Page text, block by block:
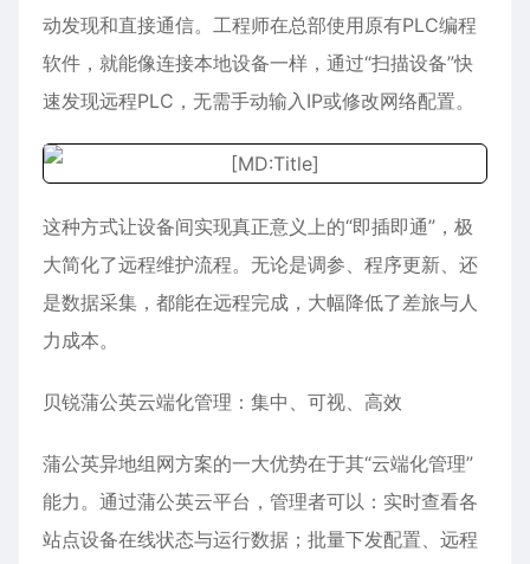
动发现和直接通信。工程师在总部使用原有PLC编程
软件，就能像连接本地设备一样，通过“扫描设备”快
速发现远程PLC，无需手动输入IP或修改网络配置。
这种方式让设备间实现真正意义上的“即插即通”，极
大简化了远程维护流程。无论是调参、程序更新、还
是数据采集，都能在远程完成，大幅降低了差旅与人
力成本。
贝锐蒲公英云端化管理：集中、可视、高效
蒲公英异地组网方案的一大优势在于其“云端化管理”
能力。通过蒲公英云平台，管理者可以：实时查看各
站点设备在线状态与运行数据；批量下发配置、远程